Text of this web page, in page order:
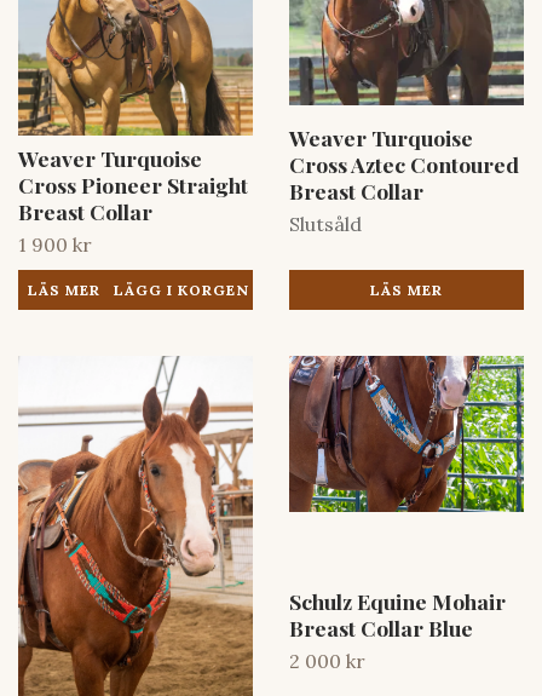
Weaver Turquoise
Cross Pioneer Straight
Breast Collar
1 900 kr
LÄS MER
Weaver Turquoise
Cross Aztec Contoured
Breast Collar
Slutsåld
LÄS MER
Schulz Equine Mohair
Breast Collar Blue
2 000 kr